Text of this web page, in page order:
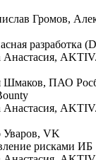
Громов,
разработка
Шмаков, ПАО
Уваров, VK
рисками ИБ